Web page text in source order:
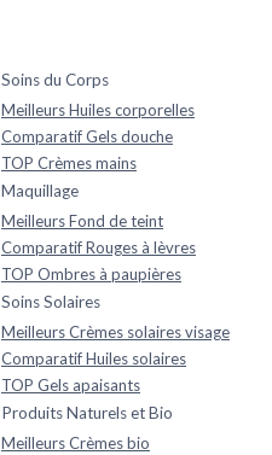
Soins du Corps
Meilleurs Huiles corporelles
Comparatif Gels douche
TOP Crèmes mains
Maquillage
Meilleurs Fond de teint
Comparatif Rouges à lèvres
TOP Ombres à paupières
Soins Solaires
Meilleurs Crèmes solaires visage
Comparatif Huiles solaires
TOP Gels apaisants
Produits Naturels et Bio
Meilleurs Crèmes bio